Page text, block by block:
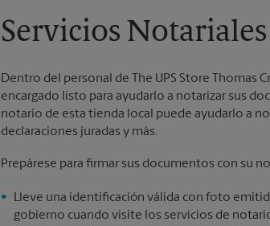
Servicios
Dentro del personal de The UPS Store Thomas
encargado listo para ayudarlo a notarizar sus
notario de esta tienda local puede ayudarlo a
declaraciones juradas y más.
Prepárese para firmar sus documentos con su
Lleve una identificación válida con foto
gobierno cuando visite los servicios de